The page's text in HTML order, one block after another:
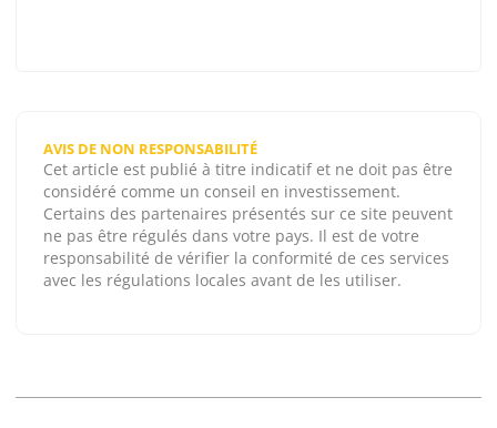
AVIS DE NON RESPONSABILITÉ
Cet article est publié à titre indicatif et ne doit pas être
considéré comme un conseil en investissement.
Certains des partenaires présentés sur ce site peuvent
ne pas être régulés dans votre pays. Il est de votre
responsabilité de vérifier la conformité de ces services
avec les régulations locales avant de les utiliser.